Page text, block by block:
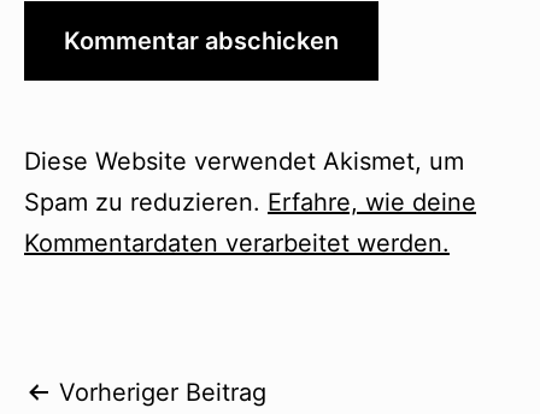
Diese Website verwendet Akismet, um
Spam zu reduzieren. Erfahre, wie deine
Kommentardaten verarbeitet werden.
Beitragsnavigation
Vorheriger Beitrag